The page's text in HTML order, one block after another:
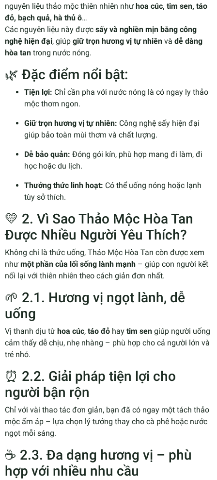
nguyên liệu thảo mộc thiên nhiên như hoa cúc, tim sen, táo
đỏ, bạch quả, hà thủ ô…
Các nguyên liệu này được sấy và nghiền mịn bằng công
nghệ hiện đại, giúp giữ trọn hương vị tự nhiên và dễ dàng
hòa tan trong nước nóng.
🌿 Đặc điểm nổi bật:
Tiện lợi: Chỉ cần pha với nước nóng là có ngay ly thảo
mộc thơm ngon.
Giữ trọn hương vị tự nhiên: Công nghệ sấy hiện đại
giúp bảo toàn mùi thơm và chất lượng.
Dễ bảo quản: Đóng gói kín, phù hợp mang đi làm, đi
học hoặc du lịch.
Thưởng thức linh hoạt: Có thể uống nóng hoặc lạnh
tùy sở thích.
💛 2. Vì Sao Thảo Mộc Hòa Tan
Được Nhiều Người Yêu Thích?
Không chỉ là thức uống, Thảo Mộc Hòa Tan còn được xem
như một phần của lối sống lành mạnh – giúp con người kết
nối lại với thiên nhiên theo cách giản đơn nhất.
🌱 2.1. Hương vị ngọt lành, dễ
uống
Vị thanh dịu từ hoa cúc, táo đỏ hay tim sen giúp người uống
cảm thấy dễ chịu, nhẹ nhàng – phù hợp cho cả người lớn và
trẻ nhỏ.
⏰ 2.2. Giải pháp tiện lợi cho
người bận rộn
Chỉ với vài thao tác đơn giản, bạn đã có ngay một tách thảo
mộc ấm áp – lựa chọn lý tưởng thay cho cà phê hoặc nước
ngọt mỗi sáng.
☕ 2.3. Đa dạng hương vị – phù
hợp với nhiều nhu cầu